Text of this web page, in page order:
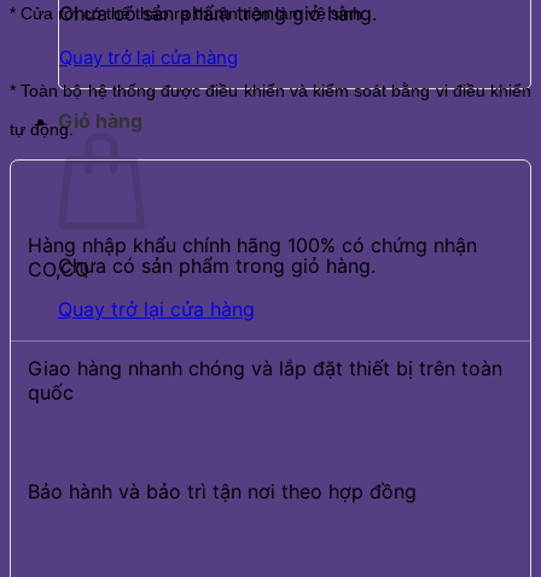
Chưa có sản phẩm trong giỏ hàng.
Quay trở lại cửa hàng
Giỏ hàng
Chưa có sản phẩm trong giỏ hàng.
Quay trở lại cửa hàng
* Cửa rời có thể tháo ra thuận tiện làm vệ sinh.
* Toàn bộ hệ thống được điều khiển và kiểm soát bằng vi điều khiển
tự động.
Hàng nhập khẩu chính hãng 100% có chứng nhận
CO,CQ
Giao hàng nhanh chóng và lắp đặt thiết bị trên toàn
quốc
Bảo hành và bảo trì tận nơi theo hợp đồng